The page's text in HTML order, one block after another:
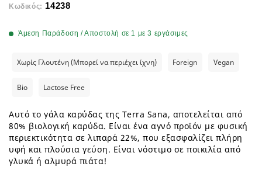
Κωδικός: 14238
Άμεση Παράδοση / Αποστολή σε 1 με 3 εργάσιμες
Χωρίς Γλουτένη (Μπορεί να περιέχει ίχνη) Foreign Vegan
Bio Lactose Free
Αυτό το γάλα καρύδας της Terra Sana, αποτελείται από
80% βιολογική καρύδα. Είναι ένα αγνό προϊόν με φυσική
περιεκτικότητα σε λιπαρά 22%, που εξασφαλίζει πλήρη
υφή και πλούσια γεύση. Είναι νόστιμο σε ποικιλία από
γλυκά ή αλμυρά πιάτα!